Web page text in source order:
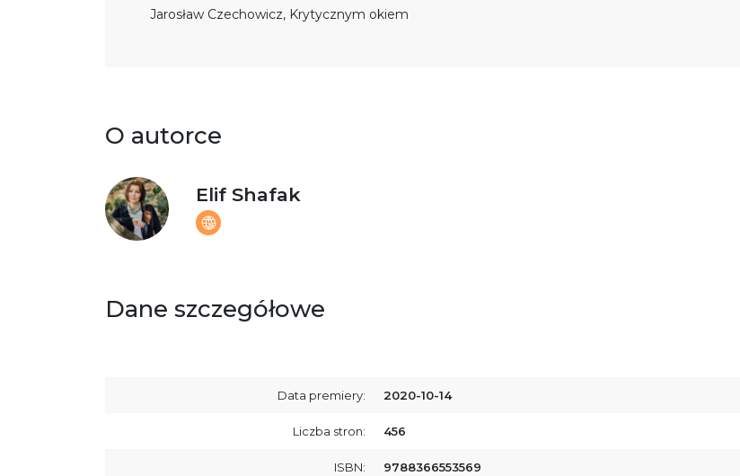
Jarosław Czechowicz, Krytycznym okiem
O autorce
Elif Shafak
Dane szczegółowe
Data premiery: 2020-10-14
Liczba stron: 456
ISBN: 9788366553569